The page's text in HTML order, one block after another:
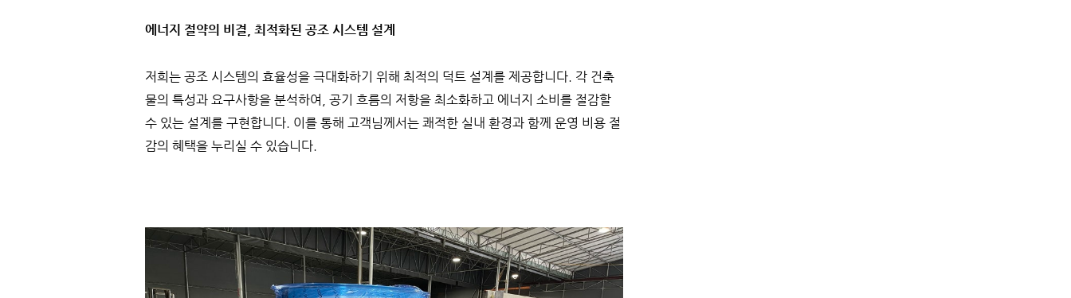
에너지 절약의 비결, 최적화된 공조 시스템 설계
저희는 공조 시스템의 효율성을 극대화하기 위해 최적의 덕트 설계를 제공합니다. 각 건축
물의 특성과 요구사항을 분석하여, 공기 흐름의 저항을 최소화하고 에너지 소비를 절감할
수 있는 설계를 구현합니다. 이를 통해 고객님께서는 쾌적한 실내 환경과 함께 운영 비용 절
감의 혜택을 누리실 수 있습니다.